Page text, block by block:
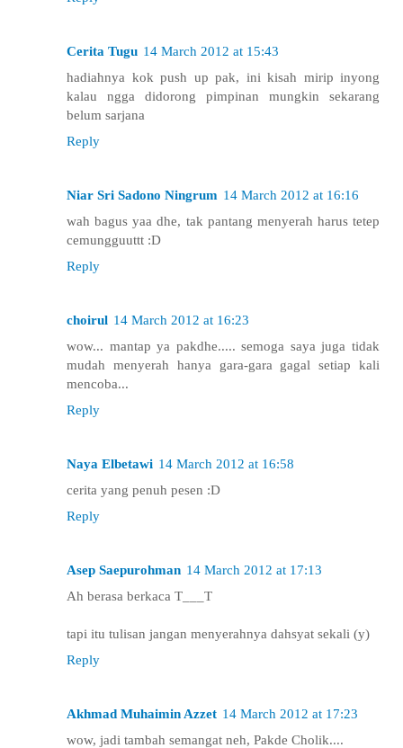
Cerita Tugu 14 March 2012 at 15:43
hadiahnya kok push up pak, ini kisah mirip inyong
kalau ngga didorong pimpinan mungkin sekarang
belum sarjana
Reply
Niar Sri Sadono Ningrum 14 March 2012 at 16:16
wah bagus yaa dhe, tak pantang menyerah harus tetep
cemungguuttt :D
Reply
choirul 14 March 2012 at 16:23
wow... mantap ya pakdhe..... semoga saya juga tidak
mudah menyerah hanya gara-gara gagal setiap kali
mencoba...
Reply
Naya Elbetawi 14 March 2012 at 16:58
cerita yang penuh pesen :D
Reply
Asep Saepurohman 14 March 2012 at 17:13
Ah berasa berkaca T___T
tapi itu tulisan jangan menyerahnya dahsyat sekali (y)
Reply
Akhmad Muhaimin Azzet 14 March 2012 at 17:23
wow, jadi tambah semangat neh, Pakde Cholik....